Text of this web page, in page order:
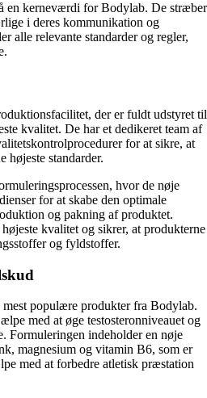
en kerneværdi for Bodylab. De stræber
i deres kommunikation og
alle relevante standarder og regler,
der er fuldt udstyret til
kvalitet. De har et dedikeret team af
for at sikre, at
højeste standarder.
hvor de nøje
for at skabe den optimale
og pakning af produktet.
kvalitet og sikrer, at produkterne
og fyldstoffer.
populære produkter fra Bodylab.
med at øge testosteronniveauet og
Formuleringen indeholder en nøje
magnesium og vitamin B6, som er
med at forbedre atletisk præstation